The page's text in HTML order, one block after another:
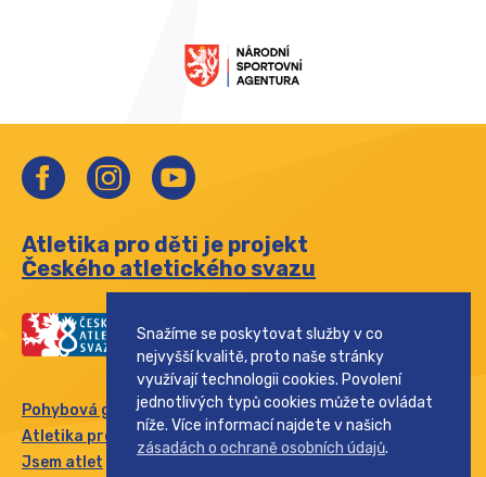
Atletika pro děti je projekt
Českého atletického svazu
Pohybová gramotnost
Atletika pro rodinu
Jsem atlet
Snažíme se poskytovat služby v co
nejvyšší kvalitě, proto naše stránky
využívají technologii cookies. Povolení
jednotlivých typů cookies můžete ovládat
níže. Více informací najdete v našich
zásadách o ochraně osobních údajů.